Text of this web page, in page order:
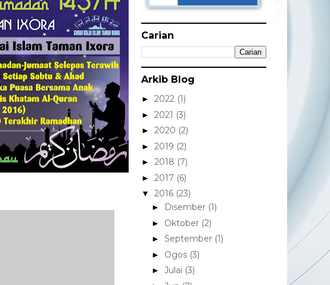
Carian
Arkib Blog
► 2022 (1)
► 2021 (3)
► 2020 (2)
► 2019 (2)
► 2018 (7)
► 2017 (6)
▼ 2016 (23)
► Disember (1)
► Oktober (2)
► September (1)
► Ogos (3)
► Julai (3)